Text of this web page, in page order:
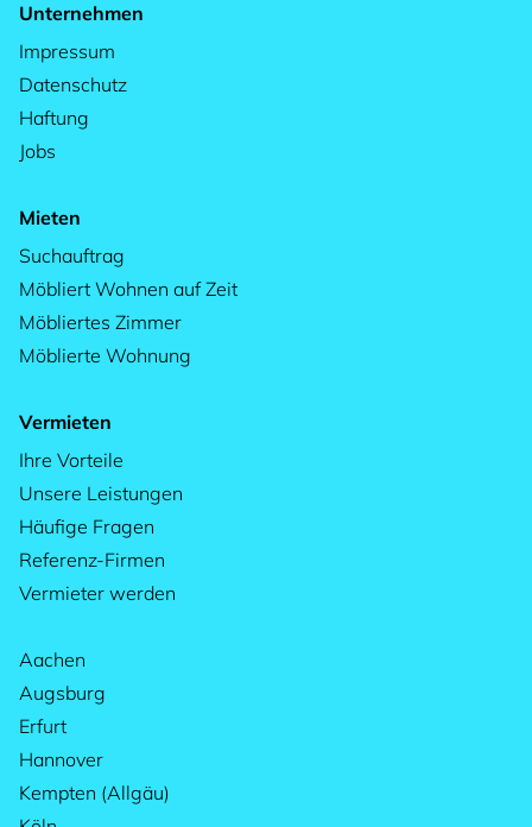
Unternehmen
Impressum
Datenschutz
Haftung
Jobs
Mieten
Suchauftrag
Möbliert Wohnen auf Zeit
Möbliertes Zimmer
Möblierte Wohnung
Vermieten
Ihre Vorteile
Unsere Leistungen
Häufige Fragen
Referenz-Firmen
Vermieter werden
Aachen
Augsburg
Erfurt
Hannover
Kempten (Allgäu)